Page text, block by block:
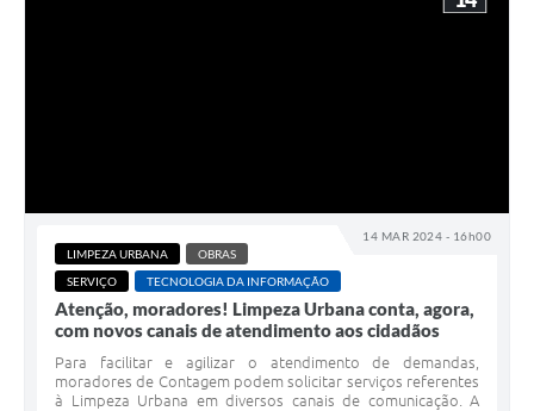
14 MAR 2024 - 16h00
LIMPEZA URBANA
OBRAS
SERVIÇO
TECNOLOGIA DA INFORMAÇÃO
Atenção, moradores! Limpeza Urbana conta, agora,
com novos canais de atendimento aos cidadãos
Para facilitar e agilizar o atendimento de demandas,
moradores de Contagem podem solicitar serviços referentes
à Limpeza Urbana em diversos canais de comunicação. A